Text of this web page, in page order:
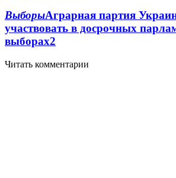
ВыборыАграрная партия
участвовать в досрочных
выборах2
Читать комментарии